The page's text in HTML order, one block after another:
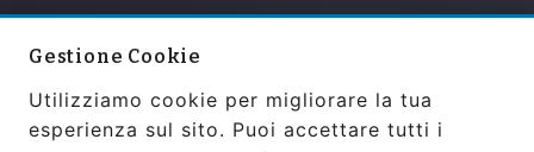
sua strategia di marketing. Abbiamo creato una
primi passi con il Marketing.
Gestione Cookie
Utilizziamo cookie per migliorare la tua
esperienza sul sito. Puoi accettare tutti i